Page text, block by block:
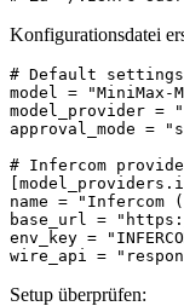
Konfigurationsdatei
# Default settings
model = "MiniMax-
model_provider =
approval_mode
# Infercom
name = "Infercom
base_url =
env_key =
wire_api =
Setup überprüfen: